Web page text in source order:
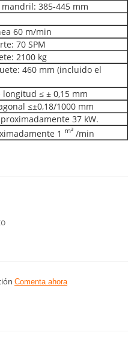
385-445 mm
60 m/min
70 SPM
2100 kg
460 mm (incluido el
longitud ≤ ± 0,15 mm
≤±0,18/1000 mm
37 kW.
1 m³ /min
Comenta ahora